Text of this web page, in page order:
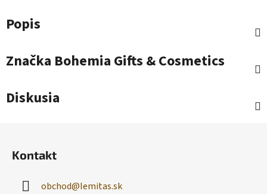
Popis
Značka Bohemia Gifts & Cosmetics
Diskusia
Kontakt
obchod@lemitas.sk